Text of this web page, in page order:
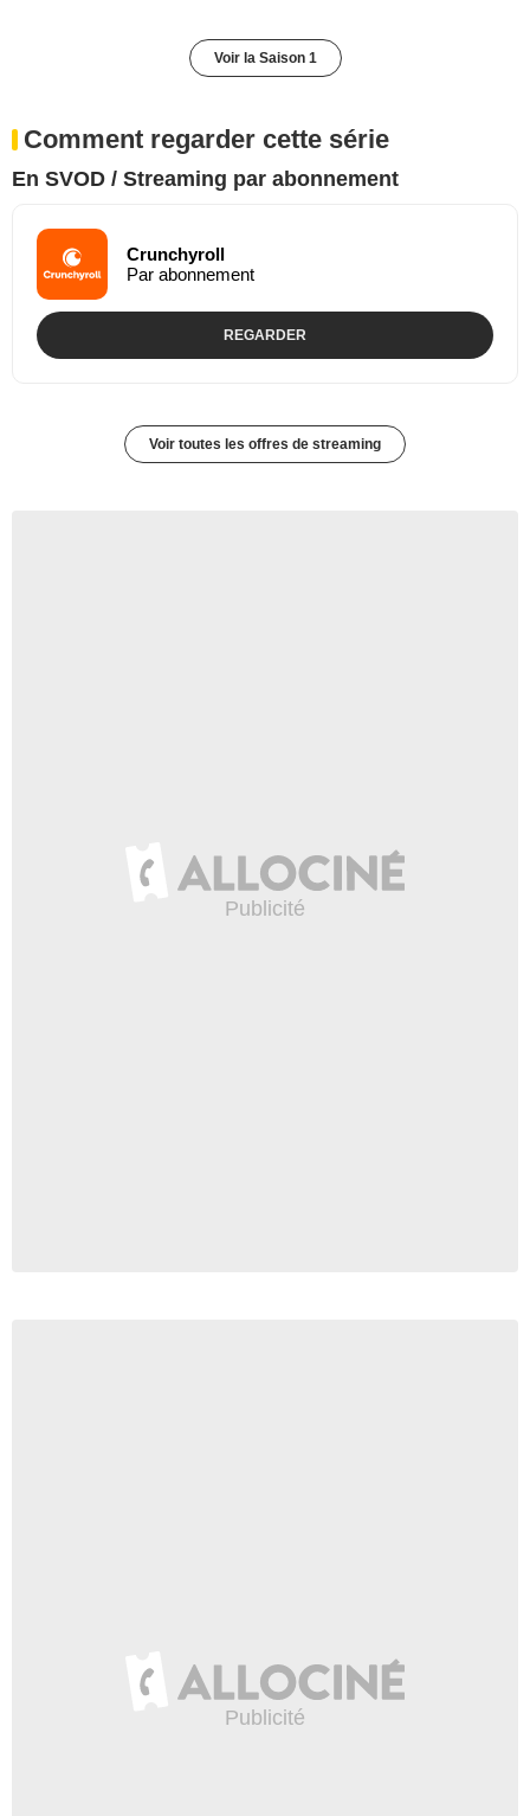
Voir la Saison 1
Comment regarder cette série
En SVOD / Streaming par abonnement
Crunchyroll
Par abonnement
REGARDER
Voir toutes les offres de streaming